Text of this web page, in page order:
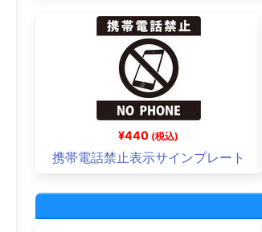
¥440 (税込)
携帯電話禁止表示サインプレート